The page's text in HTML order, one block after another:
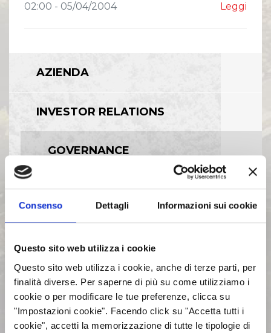
Consenso Dettagli Informazioni sui cookie
Questo sito web utilizza i cookie
Questo sito web utilizza i cookie, anche di terze parti, per
finalità diverse. Per saperne di più su come utilizziamo i
cookie o per modificare le tue preferenze, clicca su
"Impostazioni cookie". Facendo click su "Accetta tutti i
cookie", accetti la memorizzazione di tutte le tipologie di
02:00 - 05/04/2004 Leggi
AZIENDA
INVESTOR RELATIONS
GOVERNANCE
CALENDARIO EVENTI SOCIETARI
DISPONIBILE
BILANCI E RELAZIONI
INTERMEDIE